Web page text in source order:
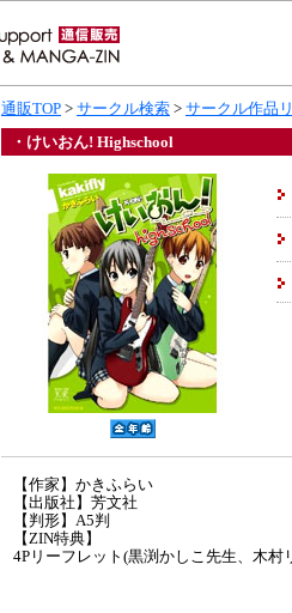
通販TOP > サークル検索 > サークル作品
・けいおん! Highschool
【作家】かきふらい
【出版社】芳文社
【判形】A5判
【ZIN特典】
4Pリーフレット(黒渕かしこ先生、木